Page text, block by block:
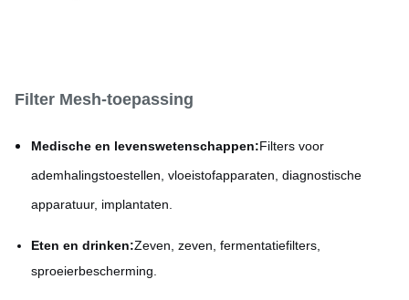
Filter Mesh-toepassing
Medische en levenswetenschappen:Filters voor
ademhalingstoestellen, vloeistofapparaten, diagnostische
apparatuur, implantaten.
Eten en drinken:Zeven, zeven, fermentatiefilters,
sproeierbescherming.